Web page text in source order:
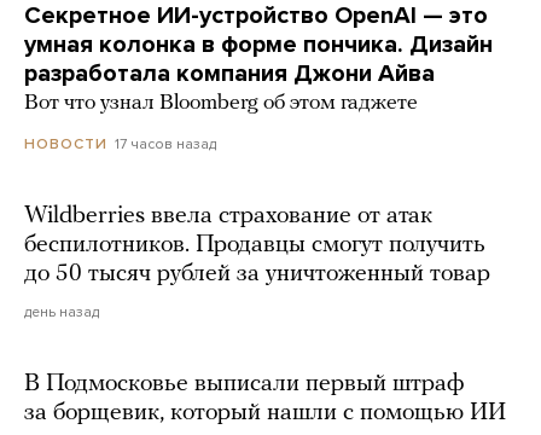
Секретное ИИ-устройство OpenAI — это
умная колонка в форме пончика. Дизайн
разработала компания Джони Айва
Вот что узнал Bloomberg об этом гаджете
НОВОСТИ 17 часов назад
Wildberries ввела страхование от атак
беспилотников. Продавцы смогут получить
до 50 тысяч рублей за уничтоженный товар
день назад
В Подмосковье выписали первый штраф
за борщевик, который нашли с помощью ИИ